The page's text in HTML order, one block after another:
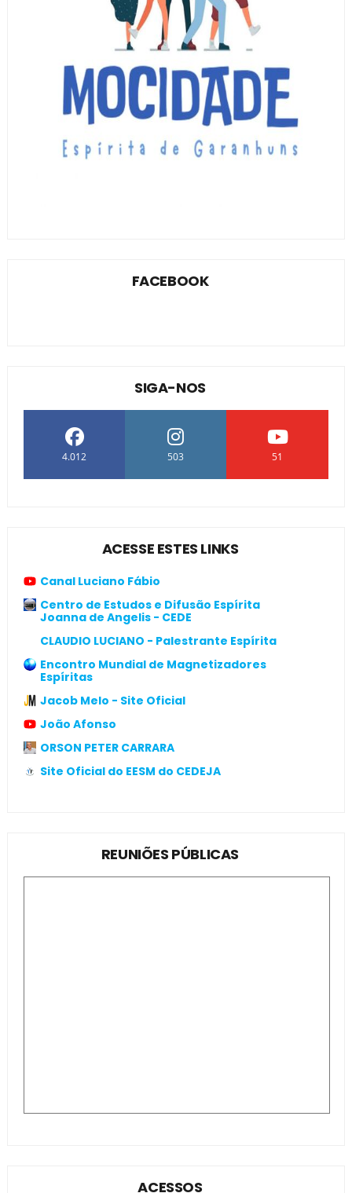
FACEBOOK
SIGA-NOS
4.012 503 51
ACESSE ESTES LINKS
Canal Luciano Fábio
Centro de Estudos e Difusão Espírita
Joanna de Angelis - CEDE
CLAUDIO LUCIANO - Palestrante Espírita
Encontro Mundial de Magnetizadores
Espíritas
Jacob Melo - Site Oficial
João Afonso
ORSON PETER CARRARA
Site Oficial do EESM do CEDEJA
REUNIÕES PÚBLICAS
ACESSOS